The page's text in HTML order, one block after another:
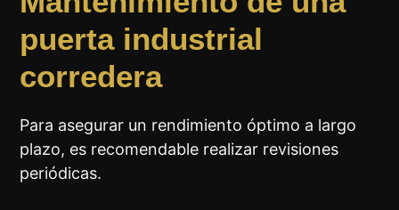
puerta industrial
corredera
Para asegurar un rendimiento óptimo a largo
plazo, es recomendable realizar revisiones
periódicas.